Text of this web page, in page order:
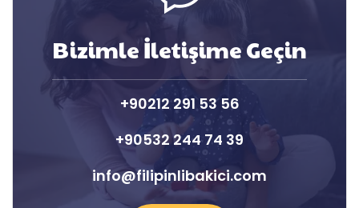
Bizimle İletişime Geçin
+90212 291 53 56
+90532 244 74 39
info@filipinlibakici.com